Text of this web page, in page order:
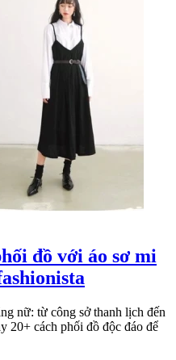
đồ với áo sơ mi
nữ: từ công sở thanh lịch đến
20+ cách phối đồ độc đáo để